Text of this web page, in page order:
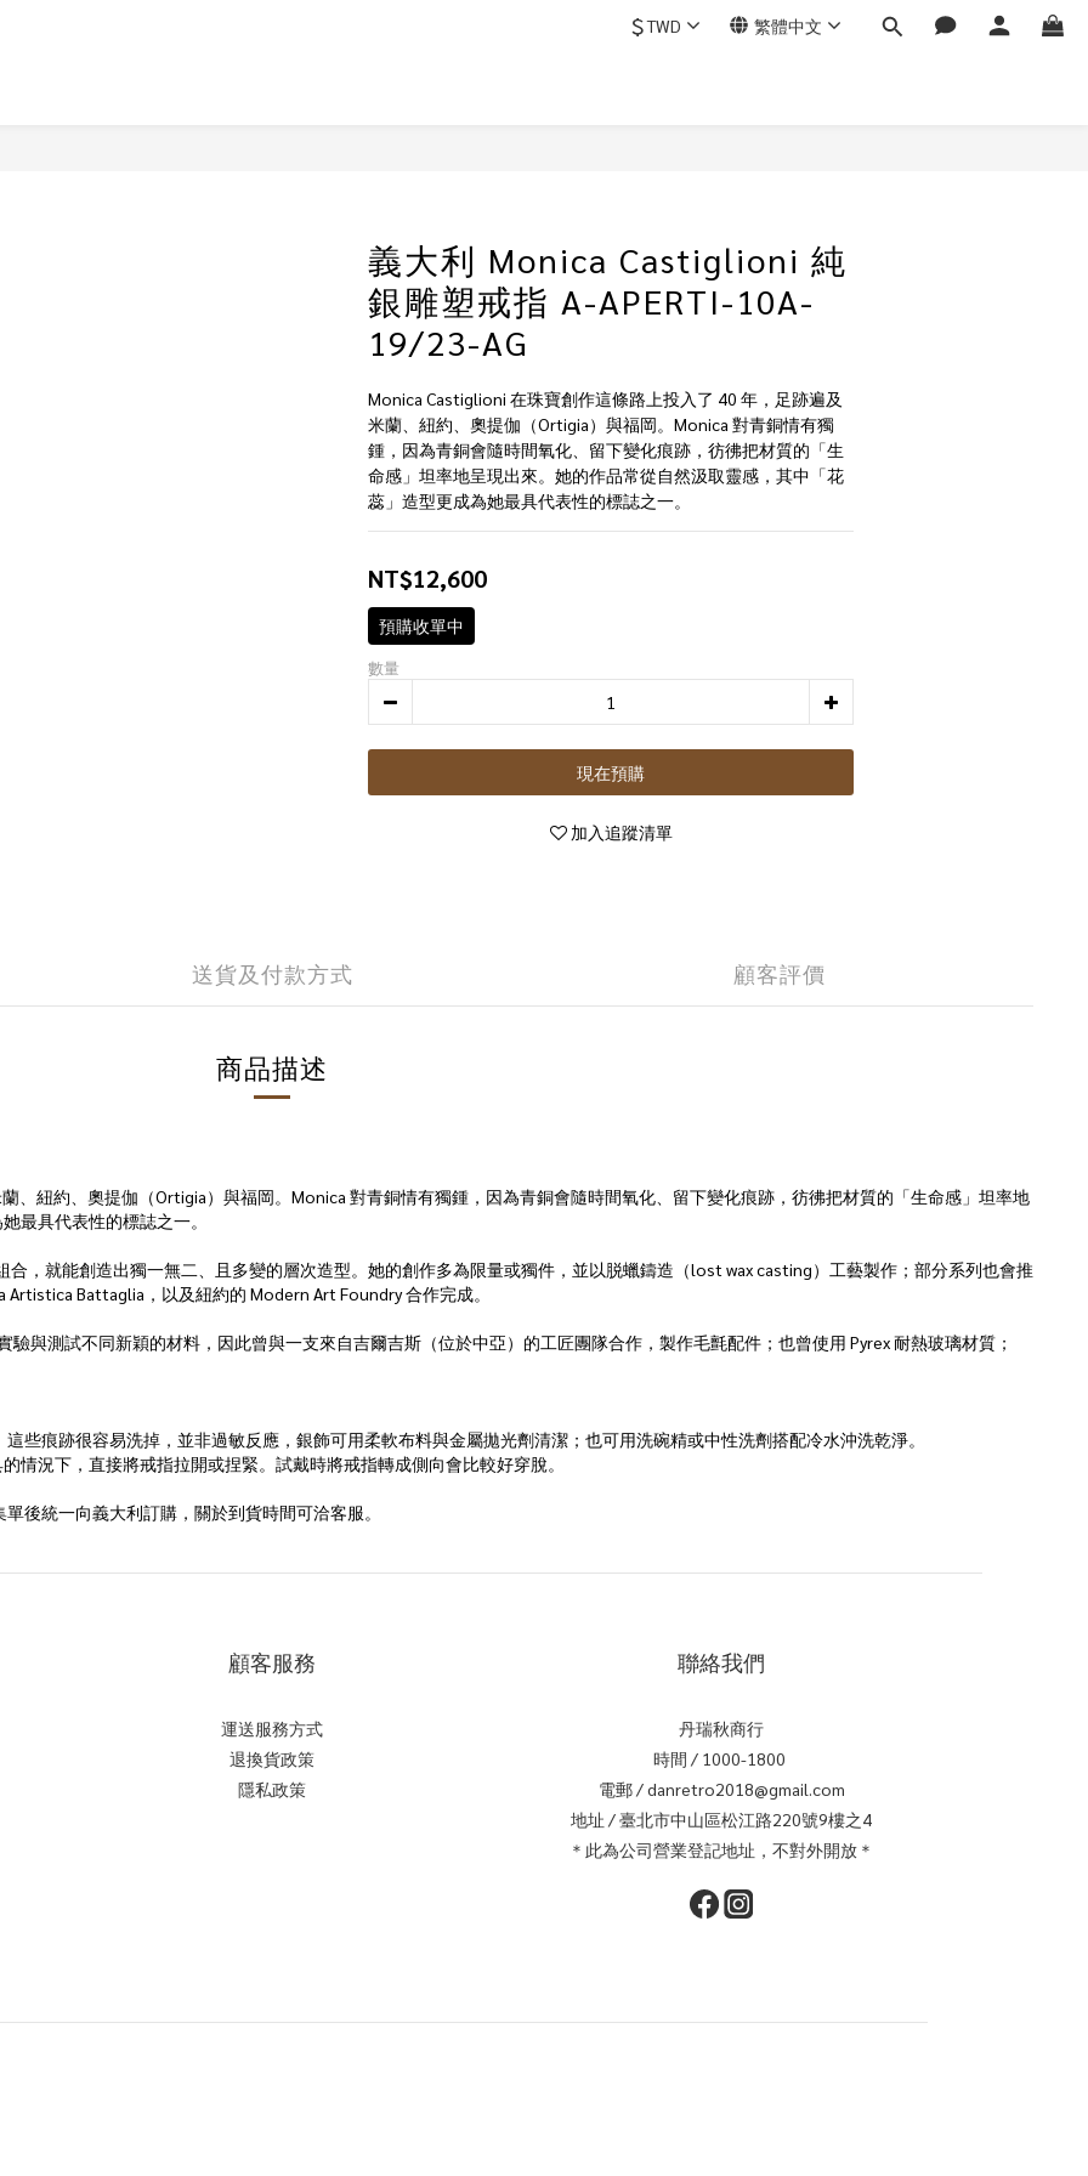
$TWD 繁體中文
義大利 Monica Castiglioni 純
銀雕塑戒指 A-APERTI-10A-
19/23-AG
Monica Castiglioni 在珠寶創作這條路上投入了 40 年，足跡遍及
米蘭、紐約、奧提伽（Ortigia）與福岡。Monica 對青銅情有獨
鍾，因為青銅會隨時間氧化、留下變化痕跡，彷彿把材質的「生
命感」坦率地呈現出來。她的作品常從自然汲取靈感，其中「花
蕊」造型更成為她最具代表性的標誌之一。
NT$12,600
預購收單中
數量
現在預購
加入追蹤清單
送貨及付款方式 顧客評價
商品描述
、紐約、奧提伽（Ortigia）與福岡。Monica 對青銅情有獨鍾，因為青銅會隨時間氧化、留下變化痕跡，彷彿把材質的「生命感」坦率地
最具代表性的標誌之一。
，就能創造出獨一無二、且多變的層次造型。她的創作多為限量或獨件，並以脱蠟鑄造（lost wax casting）工藝製作；部分系列也會推
Battaglia，以及紐約的 Modern Art Foundry 合作完成。
與測試不同新穎的材料，因此曾與一支來自吉爾吉斯（位於中亞）的工匠團隊合作，製作毛氈配件；也曾使用 Pyrex 耐熱玻璃材質；
些痕跡很容易洗掉，並非過敏反應，銀飾可用柔軟布料與金屬拋光劑清潔；也可用洗碗精或中性洗劑搭配冷水沖洗乾淨。
況下，直接將戒指拉開或捏緊。試戴時將戒指轉成側向會比較好穿脫。
後統一向義大利訂購，關於到貨時間可洽客服。
顧客服務
運送服務方式
退換貨政策
隱私政策
聯絡我們
丹瑞秋商行
時間 / 1000-1800
電郵 / danretro2018@gmail.com
地址 / 臺北市中山區松江路220號9樓之4
＊此為公司營業登記地址，不對外開放＊